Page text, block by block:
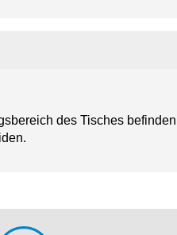
des Tisches